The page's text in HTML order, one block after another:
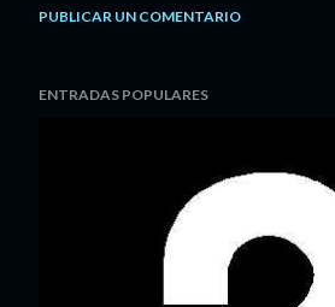
PUBLICAR UN COMENTARIO
ENTRADAS POPULARES